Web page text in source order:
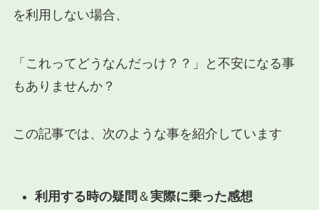
を利用しない場合、
「これってどうなんだっけ？？」と不安になる事
もありませんか？
この記事では、次のような事を紹介しています
利用する時の疑問 ＆実際に乗った感想